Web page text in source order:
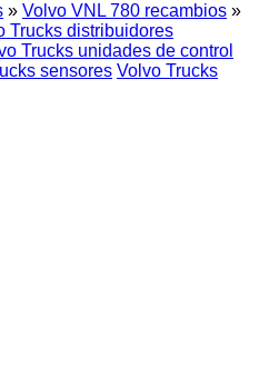
» Volvo VNL 780 recambios »
Trucks distribuidores
Trucks unidades de control
sensores Volvo Trucks